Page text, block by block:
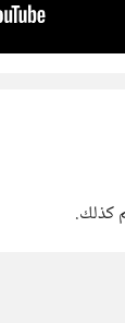
كذلك.